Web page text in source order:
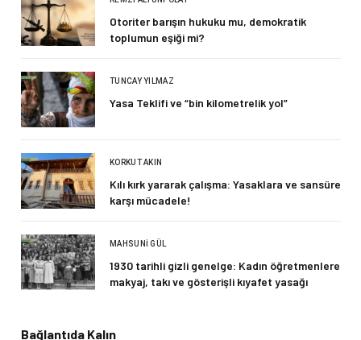
Otoriter barışın hukuku mu, demokratik
toplumun eşiği mi?
TUNCAY YILMAZ
Yasa Teklifi ve “bin kilometrelik yol”
KORKUT AKIN
Kılı kırk yararak çalışma: Yasaklara ve sansüre
karşı mücadele!
MAHSUNI GÜL
1930 tarihli gizli genelge: Kadın öğretmenlere
makyaj, takı ve gösterişli kıyafet yasağı
Bağlantıda Kalın